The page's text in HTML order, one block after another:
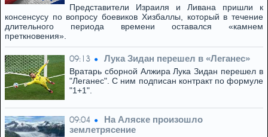
Представители Израиля и Ливана пришли к
консенсусу по вопросу боевиков Хизбаллы, который в течение
длительного периода времени оставался «камнем
преткновения».
09:13 Лука Зидан перешел в «Леганес»
Вратарь сборной Алжира Лука Зидан перешел в
"Леганес". С ним подписан контракт по формуле
"1+1".
09:04
На Аляске произошло
землетрясение